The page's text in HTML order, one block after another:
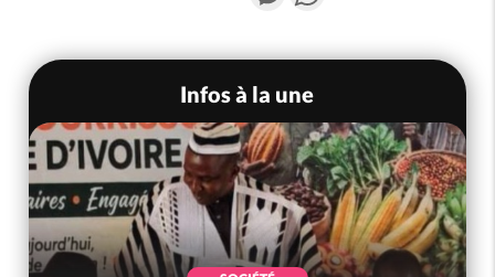
Infos à la une